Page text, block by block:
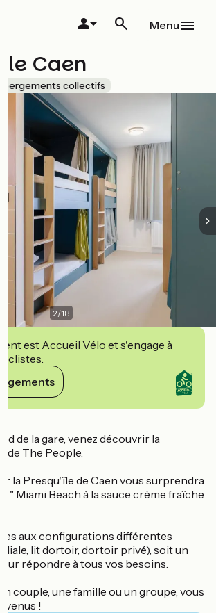
Menu
Caen
collectifs
2/18
est Accueil Vélo et s'engage à
de la gare, venez découvrir la
de The People.
la Presqu'île de Caen vous surprendra
" Miami Beach à la sauce crème fraîche
aux configurations différentes
lit dortoir, dortoir privé), soit un
répondre à tous vos besoins.
couple, une famille ou un groupe, vous
!